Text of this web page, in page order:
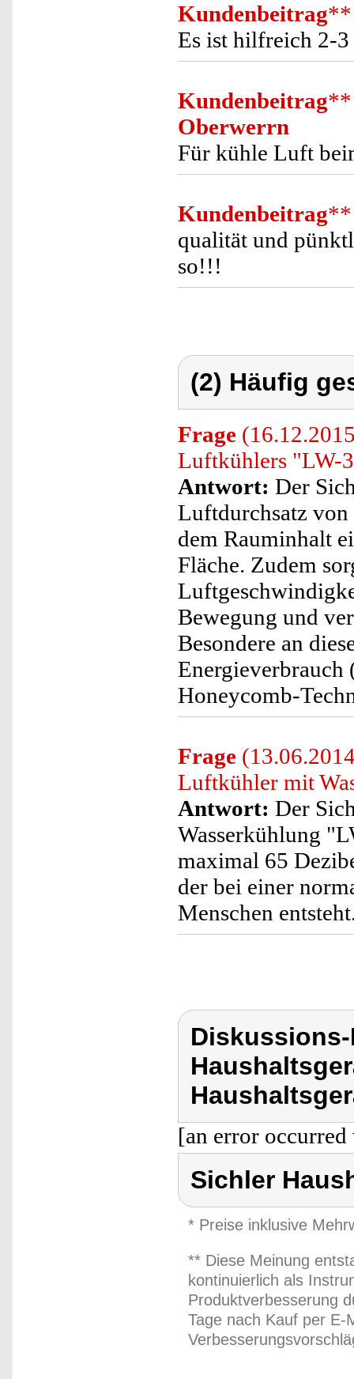
Kundenbeitrag**
Es ist hilfreich 2-
Kundenbeitrag**
Oberwerrn
Für kühle Luft
Kundenbeitrag**
qualität und
so!!!
(2) Häufig
Frage
Luftkühlers "LW-
Antwort: Der
Luftdurchsatz von
dem Rauminhalt
Fläche. Zudem
Bewegung und
Besondere an
Energieverbrauch
Honeycomb-
Frage
Luftkühler mit
Antwort: Der
Wasserkühlung
maximal 65
der bei einer
Menschen
[an error
Sichler
* Preise inklusive
** Diese Meinung
kontinuierlich als
Produktverbesserung
Tage nach Kauf per E-